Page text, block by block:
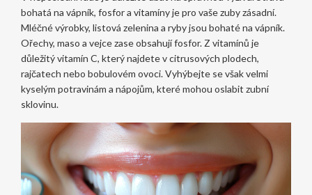
bohatá na vápník, fosfor a vitamíny je pro vaše zuby zásadní.
Mléčné výrobky, listová zelenina a ryby jsou bohaté na vápník.
Ořechy, maso a vejce zase obsahují fosfor. Z vitamínů je
důležitý vitamín C, který najdete v citrusových plodech,
rajčatech nebo bobulovém ovoci. Vyhýbejte se však velmi
kyselým potravinám a nápojům, které mohou oslabit zubní
sklovinu.